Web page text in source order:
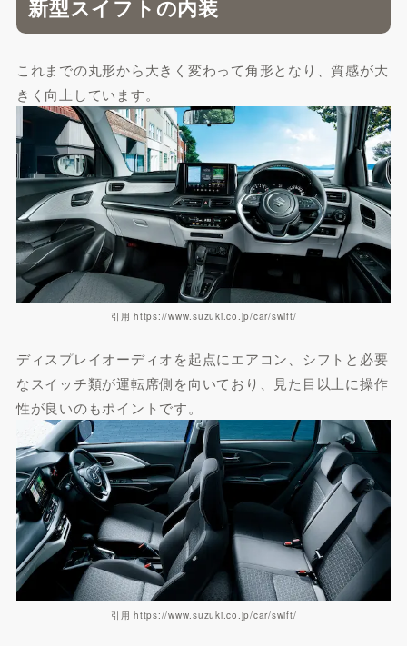
新型スイフトの内装
これまでの丸形から大きく変わって角形となり、質感が大
きく向上しています。
引用 https://www.suzuki.co.jp/car/swift/
ディスプレイオーディオを起点にエアコン、シフトと必要
なスイッチ類が運転席側を向いており、見た目以上に操作
性が良いのもポイントです。
引用 https://www.suzuki.co.jp/car/swift/